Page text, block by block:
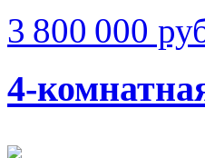
3 800 000
4-